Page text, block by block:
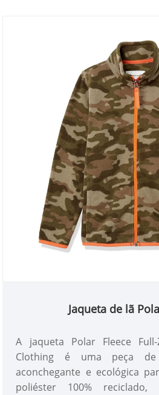
Jaqueta de lã
A jaqueta Polar Fleece
Clothing é uma peça
aconchegante e ecológica
poliéster 100%